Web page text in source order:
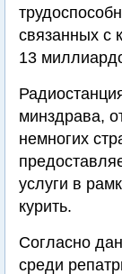
связанных с
13
минздрава,
немногих
услуги в
курить.
Согласно
среди